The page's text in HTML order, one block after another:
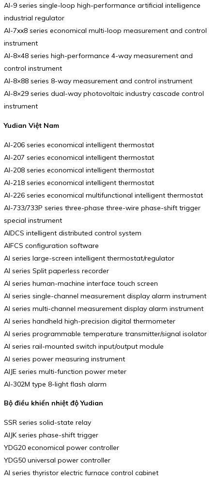
AI-9 series single-loop high-performance artificial intelligence
industrial regulator
AI-7xx8 series economical multi-loop measurement and control
instrument
AI-8×48 series high-performance 4-way measurement and
control instrument
AI-8×88 series 8-way measurement and control instrument
AI-8×29 series dual-way photovoltaic industry cascade control
instrument
Yudian Việt Nam
AI-206 series economical intelligent thermostat
AI-207 series economical intelligent thermostat
AI-208 series economical intelligent thermostat
AI-218 series economical intelligent thermostat
AI-226 series economical multifunctional intelligent thermostat
AI-733/733P series three-phase three-wire phase-shift trigger
special instrument
AIDCS intelligent distributed control system
AIFCS configuration software
AI series large-screen intelligent thermostat/regulator
AI series Split paperless recorder
AI series human-machine interface touch screen
AI series single-channel measurement display alarm instrument
AI series multi-channel measurement display alarm instrument
AI series handheld high-precision digital thermometer
AI series programmable temperature transmitter/signal isolator
AI series rail-mounted switch input/output module
AI series power measuring instrument
AIJE series multi-function power meter
AI-302M type 8-light flash alarm
Bộ điều khiển nhiệt độ Yudian
SSR series solid-state relay
AIJK series phase-shift trigger
YDG20 economical power controller
YDG50 universal power controller
AI series thyristor electric furnace control cabinet